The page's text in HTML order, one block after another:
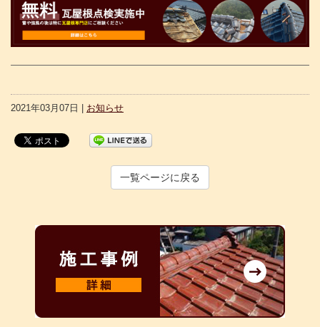
2021年03月07日 | お知らせ
一覧ページに戻る